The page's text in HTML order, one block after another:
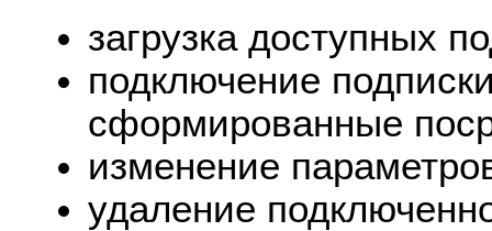
загрузка доступных
подключение
сформированные
изменение
удаление